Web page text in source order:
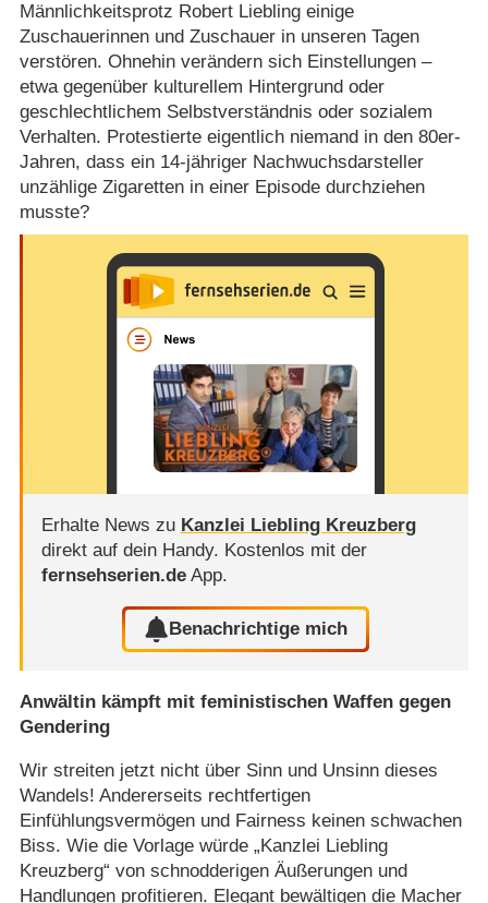
Männlichkeitsprotz Robert Liebling einige
Zuschauerinnen und Zuschauer in unseren Tagen
verstören. Ohnehin verändern sich Einstellungen –
etwa gegenüber kulturellem Hintergrund oder
geschlechtlichem Selbstverständnis oder sozialem
Verhalten. Protestierte eigentlich niemand in den 80er-
Jahren, dass ein 14-jähriger Nachwuchsdarsteller
unzählige Zigaretten in einer Episode durchziehen
musste?
Erhalte News zu Kanzlei Liebling Kreuzberg
direkt auf dein Handy. Kostenlos mit der
fernsehserien.deApp.
Benachrichtige mich
Anwältin kämpft mit feministischen Waffen gegen
Gendering
Wir streiten jetzt nicht über Sinn und Unsinn dieses
Wandels! Andererseits rechtfertigen
Einfühlungsvermögen und Fairness keinen schwachen
Biss. Wie die Vorlage würde „Kanzlei Liebling
Kreuzberg“ von schnodderigen Äußerungen und
Handlungen profitieren. Elegant bewältigen die Macher